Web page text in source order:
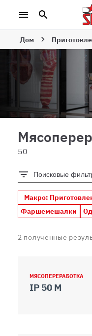
Дом
50
Поисковые
Макро:
Фаршемешалки
2 полученные
МЯСОПЕРЕРАБОТКА
IP 50 M